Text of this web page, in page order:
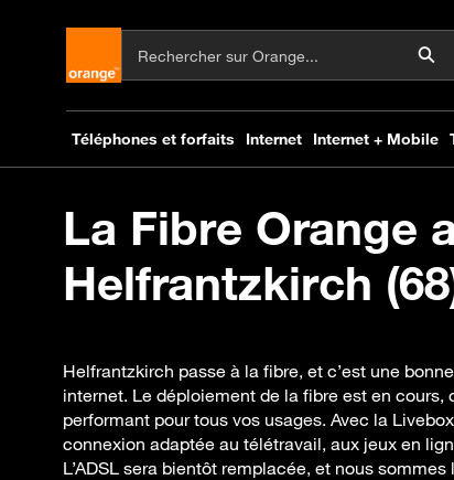
La Fibre Orange
Helfrantzkirch
Helfrantzkirch passe à la fibre, et c’est une
internet. Le déploiement de la fibre est en cours,
performant pour tous vos usages. Avec la
connexion adaptée au télétravail, aux jeux en
L’ADSL sera bientôt remplacée, et nous